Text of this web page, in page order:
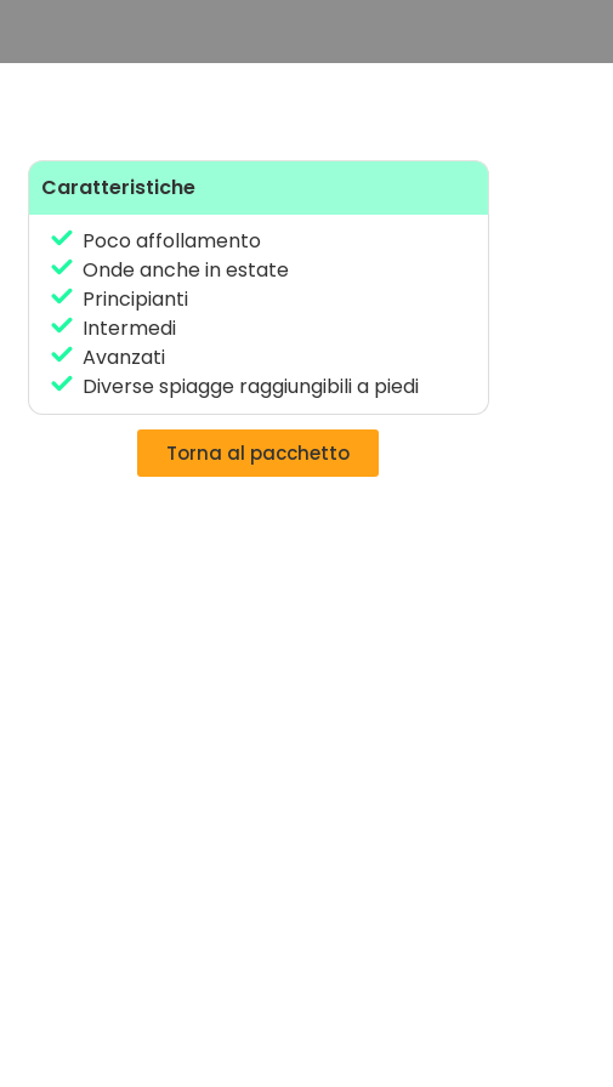
Caratteristiche
Poco affollamento
Onde anche in estate
Principianti
Intermedi
Avanzati
Diverse spiagge raggiungibili a piedi
Torna al pacchetto